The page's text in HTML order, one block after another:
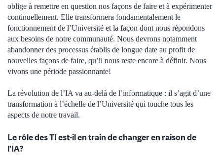
oblige à remettre en question nos façons de faire et à expérimenter
continuellement. Elle transformera fondamentalement le
fonctionnement de l’Université et la façon dont nous répondons
aux besoins de notre communauté. Nous devrons notamment
abandonner des processus établis de longue date au profit de
nouvelles façons de faire, qu’il nous reste encore à définir. Nous
vivons une période passionnante!
La révolution de l’IA va au-delà de l’informatique : il s’agit d’une
transformation à l’échelle de l’Université qui touche tous les
aspects de notre travail.
Le rôle des TI est-il en train de changer en raison de
l’IA?